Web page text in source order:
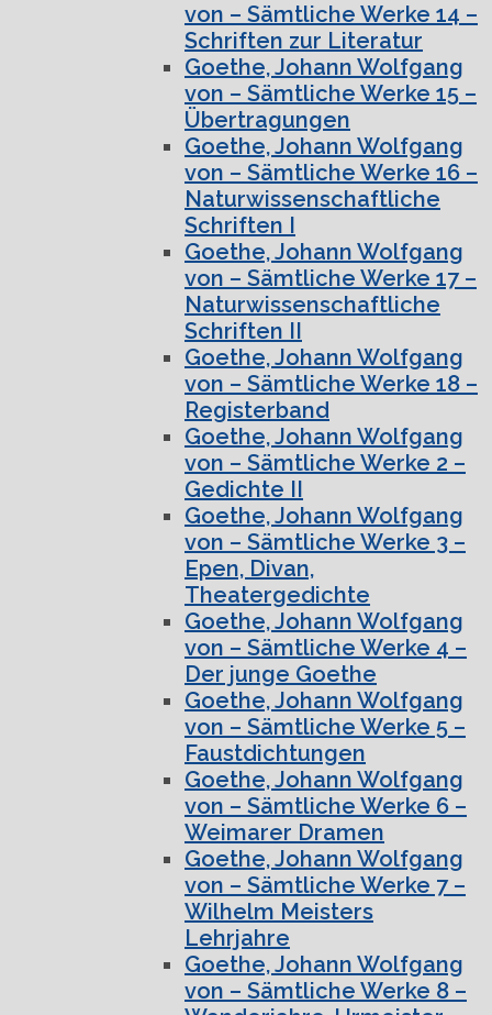
von – Sämtliche Werke 14 –
Schriften zur Literatur
Goethe, Johann Wolfgang
von – Sämtliche Werke 15 –
Übertragungen
Goethe, Johann Wolfgang
von – Sämtliche Werke 16 –
Naturwissenschaftliche
Schriften I
Goethe, Johann Wolfgang
von – Sämtliche Werke 17 –
Naturwissenschaftliche
Schriften II
Goethe, Johann Wolfgang
von – Sämtliche Werke 18 –
Registerband
Goethe, Johann Wolfgang
von – Sämtliche Werke 2 –
Gedichte II
Goethe, Johann Wolfgang
von – Sämtliche Werke 3 –
Epen, Divan,
Theatergedichte
Goethe, Johann Wolfgang
von – Sämtliche Werke 4 –
Der junge Goethe
Goethe, Johann Wolfgang
von – Sämtliche Werke 5 –
Faustdichtungen
Goethe, Johann Wolfgang
von – Sämtliche Werke 6 –
Weimarer Dramen
Goethe, Johann Wolfgang
von – Sämtliche Werke 7 –
Wilhelm Meisters
Lehrjahre
Goethe, Johann Wolfgang
von – Sämtliche Werke 8 –